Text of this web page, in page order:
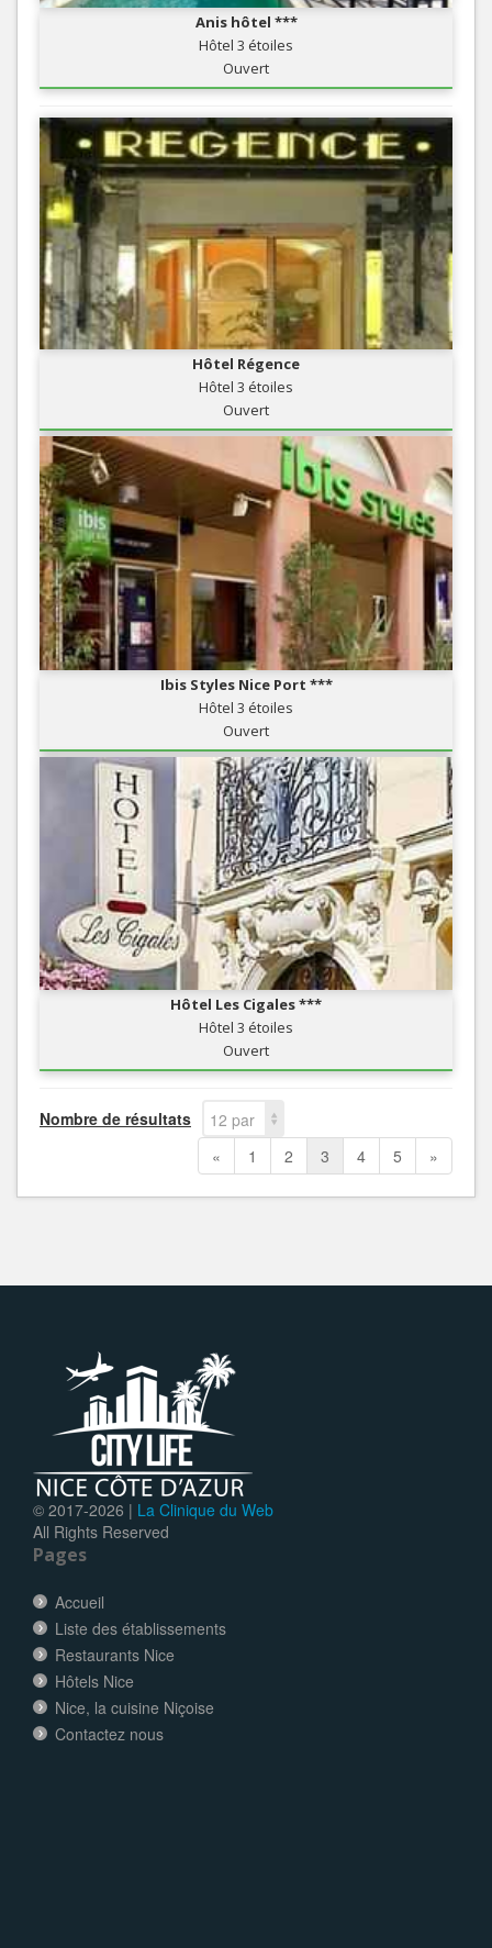
Anis hôtel ***
Hôtel 3 étoiles
Ouvert
Hôtel Régence
Hôtel 3 étoiles
Ouvert
Ibis Styles Nice Port ***
Hôtel 3 étoiles
Ouvert
Hôtel Les Cigales ***
Hôtel 3 étoiles
Ouvert
Nombre de résultats
12 par
page
« 1 2 3 4 5 »
© 2017-2026 | La Clinique du Web
All Rights Reserved
Pages
Accueil
Liste des établissements
Restaurants Nice
Hôtels Nice
Nice, la cuisine Niçoise
Contactez nous